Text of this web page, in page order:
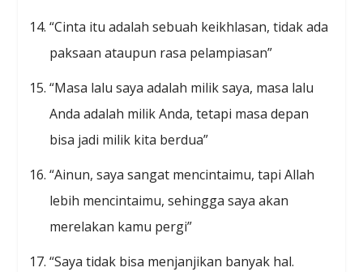
“Cinta itu adalah sebuah keikhlasan, tidak ada
paksaan ataupun rasa pelampiasan”
“Masa lalu saya adalah milik saya, masa lalu
Anda adalah milik Anda, tetapi masa depan
bisa jadi milik kita berdua”
“Ainun, saya sangat mencintaimu, tapi Allah
lebih mencintaimu, sehingga saya akan
merelakan kamu pergi”
“Saya tidak bisa menjanjikan banyak hal.